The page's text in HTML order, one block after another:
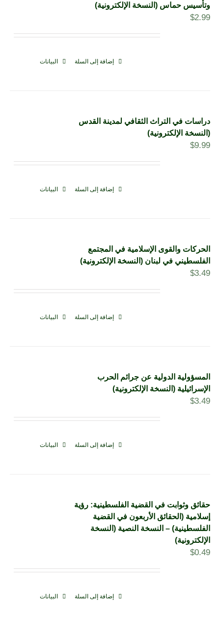
وتأسيس حماس (النسخة الإلكترونية)
$2.99
إضافة إلى السلة البيانات
دراسات في التراث الثقافي لمدينة القدس
(النسخة الإلكترونية)
$9.99
إضافة إلى السلة البيانات
الحركات والقوى الإسلامية في المجتمع
الفلسطيني في لبنان (النسخة الإلكترونية)
$3.49
إضافة إلى السلة البيانات
المسؤولية الدولية عن جرائم الحرب
الإسرائيلية (النسخة الإلكترونية)
$3.49
إضافة إلى السلة البيانات
حقائق وثوابت في القضية الفلسطينية: رؤية
إسلامية (الحقائق الأربعون في القضية
الفلسطينية) – النسخة النصية (النسخة
الإلكترونية)
$0.49
إضافة إلى السلة البيانات